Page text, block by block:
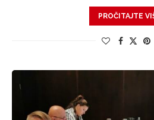
PROČITAJTE